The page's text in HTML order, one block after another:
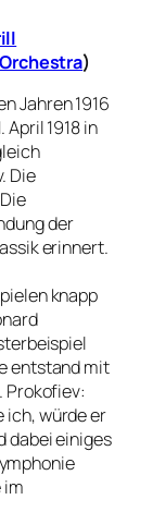
)
Jahren 1916
April 1918 in
Die
der
erinnert.
knapp
entstand mit
Prokofiev:
ich, würde er
dabei einiges
im